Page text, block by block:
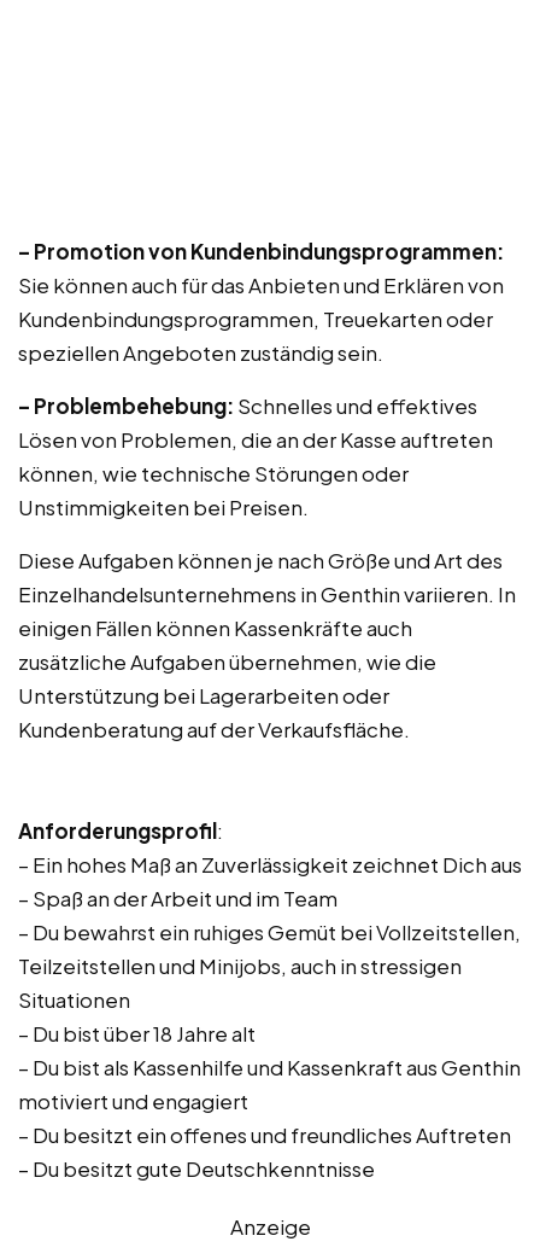
– Promotion von Kundenbindungsprogrammen:
Sie können auch für das Anbieten und Erklären von
Kundenbindungsprogrammen, Treuekarten oder
speziellen Angeboten zuständig sein.
– Problembehebung: Schnelles und effektives
Lösen von Problemen, die an der Kasse auftreten
können, wie technische Störungen oder
Unstimmigkeiten bei Preisen.
Diese Aufgaben können je nach Größe und Art des
Einzelhandelsunternehmens in Genthin variieren. In
einigen Fällen können Kassenkräfte auch
zusätzliche Aufgaben übernehmen, wie die
Unterstützung bei Lagerarbeiten oder
Kundenberatung auf der Verkaufsfläche.
Anforderungsprofil:
– Ein hohes Maß an Zuverlässigkeit zeichnet Dich aus
– Spaß an der Arbeit und im Team
– Du bewahrst ein ruhiges Gemüt bei Vollzeitstellen,
Teilzeitstellen und Minijobs, auch in stressigen
Situationen
– Du bist über 18 Jahre alt
– Du bist als Kassenhilfe und Kassenkraft aus Genthin
motiviert und engagiert
– Du besitzt ein offenes und freundliches Auftreten
– Du besitzt gute Deutschkenntnisse
Anzeige